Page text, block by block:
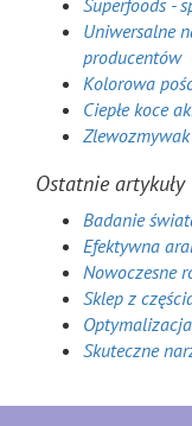
Superfoods -
Uniwersalne
producentów
Kolorowa
Ciepłe koce
Ostatnie artykuły
Badanie
Efektywna
Nowoczesne
Sklep z
Skuteczne